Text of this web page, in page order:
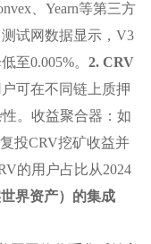
、Yearn等第三方
试网数据显示，V3
至0.005%。 2. CRV
可在不同链上质押
。收益聚合器：如
投CRV挖矿收益并
的用户占比从2024
界资产）的集成